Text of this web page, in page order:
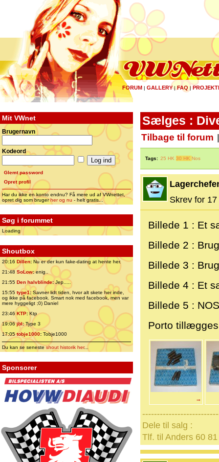
FORUM | GALLERY|FAQ |
Mit VWnet
Brugernavn
Kodeord
Glemt password
Opret profil
Har du ikke en konto endnu? Få mere ud af VWnettet,
opret dig som brugerher og nu - helt gratis...
Søg i forummet
Loading
Shoutbox
20:16 Dillen: Nu er der kun fake-dating at hente her.
21:48 SoLow:enig..
21:55 Den halvblinde:Jep.....
15:55 type1:Savner lidt tiden, hvor alt skete her inde,
og ikke på facebook. Smart nok med facebook, men var
mere hyggeligt ;0) Daniel
23:46 KTP:Ktp
19:06jbl:Type 3
17:05tobje1000: Tobje1000
Du kan se senesteshout historik her...
Sponsorer
Sælges :
Tilbage til forum
Tags: 25 HK 30 HK Nos
Skrev for
Billede 1 : Et
Billede 2 :
Billede 3 :
Billede 4 : Et
Billede 5 :
Porto
→
Dele til salg :
Tlf. til Anders 60